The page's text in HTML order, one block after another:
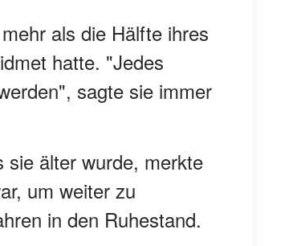
als die Hälfte ihres
hatte. "Jedes
sagte sie immer
sie älter wurde, merkte
um weiter zu
in den Ruhestand.